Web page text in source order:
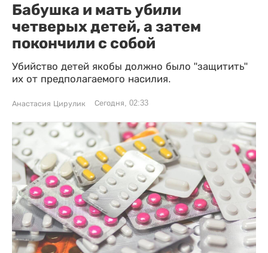
Бабушка и мать убили
четверых детей, а затем
покончили с собой
Убийство детей якобы должно было "защитить"
их от предполагаемого насилия.
Анастасия Цирулик Сегодня, 02:33